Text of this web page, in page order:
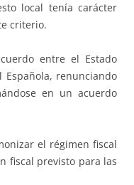
local tenía carácter
criterio.
entre el Estado
Española, renunciando
en un acuerdo
el régimen fiscal
fiscal previsto para las